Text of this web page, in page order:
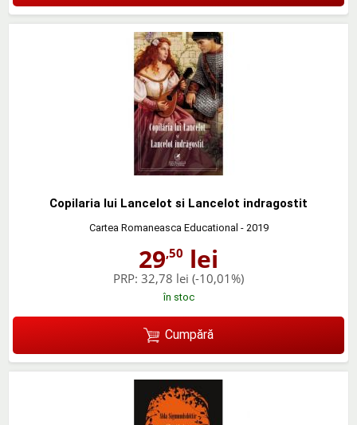
Copilaria lui Lancelot si Lancelot indragostit
Cartea Romaneasca Educational - 2019
29,50 lei
PRP: 32,78 lei (-10,01%)
în stoc
Cumpără